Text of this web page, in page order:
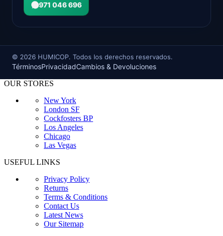
971 046 696
© 2026 HUMICOP. Todos los derechos reservados.
TérminosPrivacidadCambios & Devoluciones
OUR STORES
New York
London SF
Cockfosters BP
Los Angeles
Chicago
Las Vegas
USEFUL LINKS
Privacy Policy
Returns
Terms & Conditions
Contact Us
Latest News
Our Sitemap